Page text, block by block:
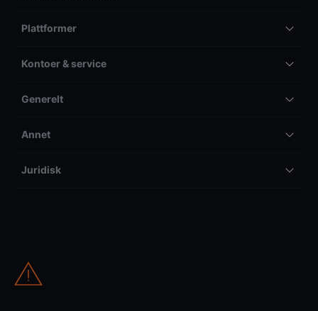
Plattformer
Kontoer & service
Generelt
Annet
Juridisk